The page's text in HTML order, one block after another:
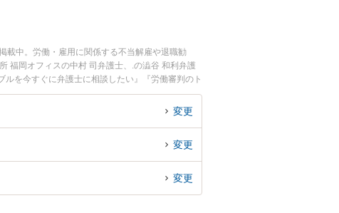
載中。労働・雇用に関係する不当解雇や退職勧
福岡オフィスの中村 司弁護士、.の澁谷 和利弁護
を今すぐに弁護士に相談したい』『労働審判のト
予約したい』などでお困りの相談者さんにおすす
変更
変更
変更